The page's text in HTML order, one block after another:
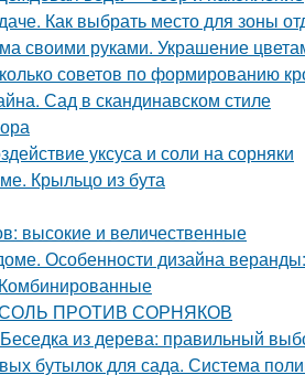
Как выбрать место для зоны
своими руками. Украшение
советов по формированию
Сад в скандинавском стиле
уксуса и соли на сорняки
Крыльцо из бута
высокие и величественные
Особенности дизайна
СОЛЬ ПРОТИВ СОРНЯКОВ
из дерева: правильный
бутылок для сада. Система